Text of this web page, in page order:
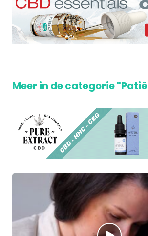
Meer in de categorie